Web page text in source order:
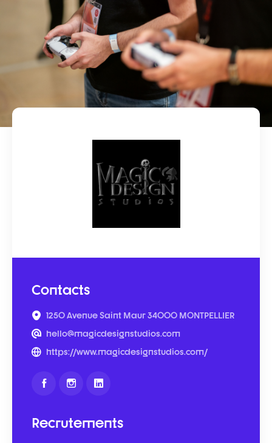
Contacts
1250 Avenue Saint Maur 34000 MONTPELLIER
hello@magicdesignstudios.com
https://www.magicdesignstudios.com/
Recrutements